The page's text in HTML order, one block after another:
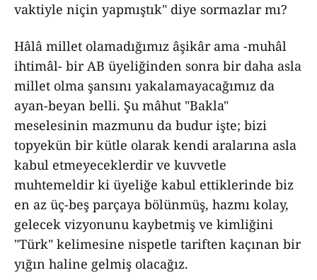
vaktiyle niçin yapmıştık" diye sormazlar mı?
Hâlâ millet olamadığımız âşikâr ama -muhâl
ihtimâl- bir AB üyeliğinden sonra bir daha asla
millet olma şansını yakalamayacağımız da
ayan-beyan belli. Şu mâhut "Bakla"
meselesinin mazmunu da budur işte; bizi
topyekün bir kütle olarak kendi aralarına asla
kabul etmeyeceklerdir ve kuvvetle
muhtemeldir ki üyeliğe kabul ettiklerinde biz
en az üç-beş parçaya bölünmüş, hazmı kolay,
gelecek vizyonunu kaybetmiş ve kimliğini
"Türk" kelimesine nispetle tariften kaçınan bir
yığın haline gelmiş olacağız.